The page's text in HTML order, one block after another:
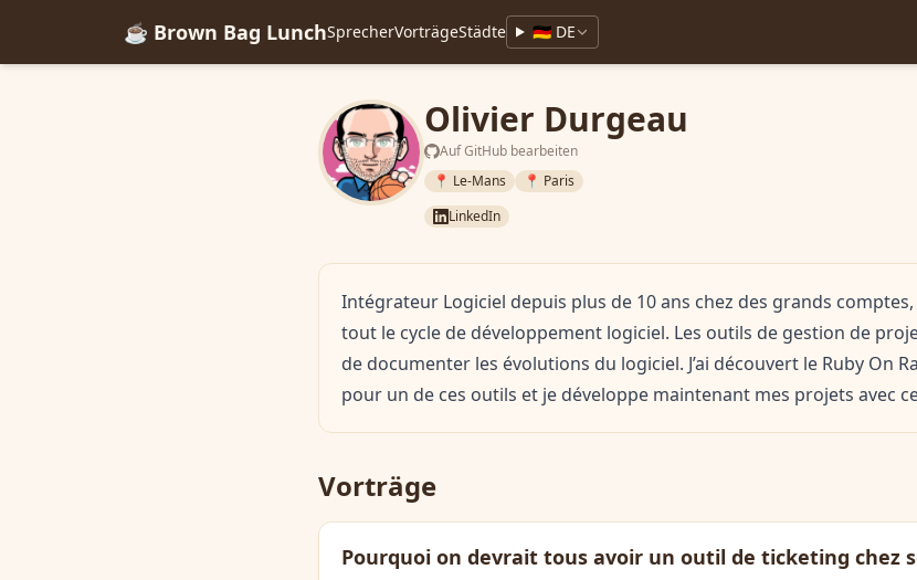
☕ Brown Bag LunchSprecherVorträgeStädte 🇩🇪 DE
Olivier Durgeau
Auf GitHub bearbeiten
📍 Le-Mans
📍 Paris
LinkedIn
Intégrateur Logiciel depuis plus de 10 ans chez des grands
tout le cycle de développement logiciel. Les outils de gestion de
de documenter les évolutions du logiciel. J’ai découvert le Ruby On
pour un de ces outils et je développe maintenant mes projets avec
Vorträge
Pourquoi on devrait tous avoir un outil de ticketing chez